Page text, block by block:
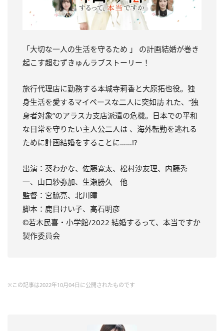
「大切な一人の生活を守るため 」 の計画結婚が巻き
起こす超むずきゅんラブストーリー！
旅行代理店に勤務する本城寺莉香と大原拓也役。独
身生活を愛するマイペースな二人に突如訪 れた、“独
身者対象”のアラスカ支店派遣の危機。日本での平和
な日常を守りたい主人公二人は 、海外転勤を逃れる
ために計画結婚をすることに……!?
出演：葵わかな、佐藤寛太、松村沙友理、内藤秀
一、山口紗弥加、生瀬勝久 他
監督：宮脇亮、北川瞳
脚本：鹿目けい子、高石明彦
©若木民喜・小学館/2022 結婚するって、本当ですか
製作委員会
※この記事は2022年10月04日に公開されたものです